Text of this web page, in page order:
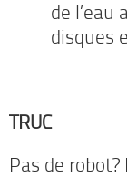
de l’eau
disques
TRUC
Pas de